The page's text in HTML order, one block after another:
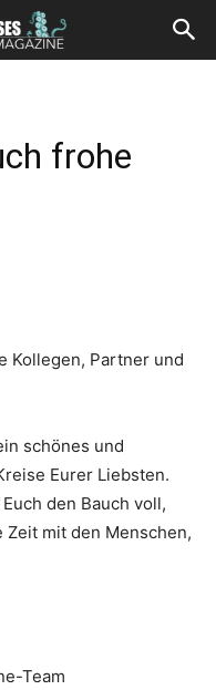
frohe
Kollegen, Partner und
schönes und
Eurer Liebsten.
den Bauch voll,
mit den Menschen,
Team